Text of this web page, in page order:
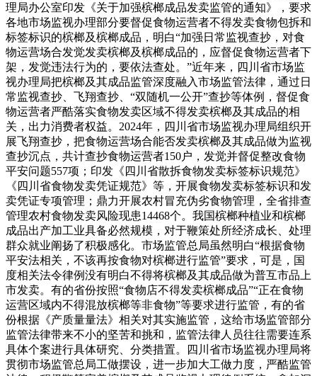
理局办公室印发《关于加强槟榔成品发卖监管的通知》，要求
各地市场监视办理部分要督促食物运营者不得发卖食物包拆和
标签标识的槟榔及槟榔成品，明白“加强日常监视查抄，对食
物运营场合发觉发卖槟榔及槟榔成品的，应督促食物运营者下
架，发觉违法行为的，要依法查处。”近年来，四川省市场监
视办理局把槟榔及其成品监管深度融入市场监管法律，通过日
常监视查抄、飞翔查抄、“双随机一公开”查抄等体例，督促食
物运营者严酷落实食物发卖区域不得发卖槟榔及其成品的相
关，出力消费者权益。2024年，四川省市场监视办理局组织开
展飞翔查抄，把食物运营场合能否发卖槟榔及其成品做为监视
查抄沉点，共计查抄食物运营者150户，发觉并督促整改食物
平安问题557项；印发《四川省散拆食物发卖标签标识规范》
《四川省食物发卖凭证规范》等，开展食物发卖标签标识和发
卖凭证专项管理；鼎力开展农村冒充伪劣食物管理，全省排查
管理农村食物发卖风险现患14468个。我国槟榔种植业和槟榔
成品出产加工业具备必然规模，对于鞭策处所经济成长、处理
群众就业阐扬了积极感化。市场监管总局虽然明白“根据食物
平安法相关，不该再按食物对槟榔进行监管”要求，可是，国
度相关法令律例没有明白不得将槟榔及其成品做为普互市品上
市发卖。有的省份按照“食物店不得发卖槟榔成品”“正在食物
运营区域内不得混放槟榔等非食物”等要求进行监管，有的省
份根据《产质量量法》相关对其实施监管，这给市场监管部分
监管法律带来不小的坚苦和挑和，监管法律人员往往需要连系
具体个案进行具体研究、分类措置。四川省市场监视办理局将
贯彻市场监管总局工做摆设，进一步加大工做力度，严酷监管